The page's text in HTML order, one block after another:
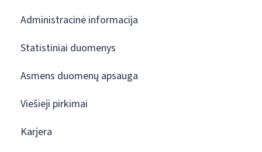
Administracinė informacija
Statistiniai duomenys
Asmens duomenų apsauga
Viešieji pirkimai
Karjera